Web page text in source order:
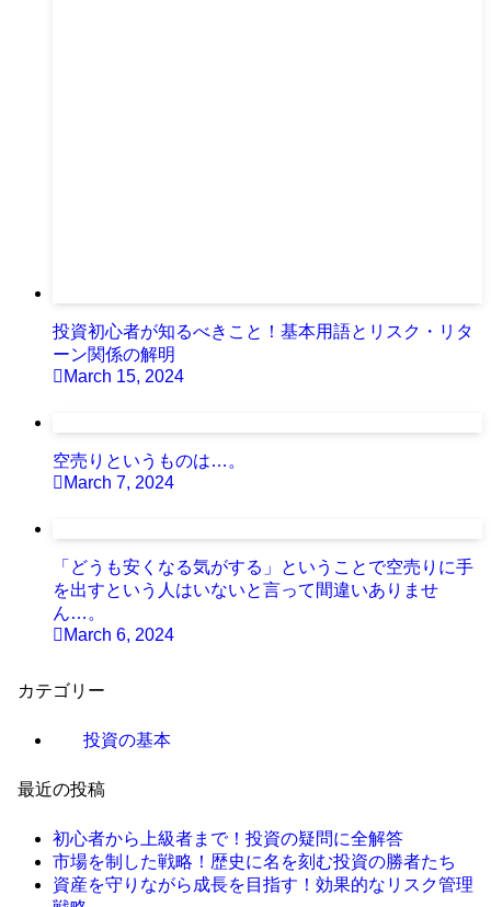
投資初心者が知るべきこと！基本用語とリスク・リタ
ーン関係の解明
March 15, 2024
空売りというものは…。
March 7, 2024
「どうも安くなる気がする」ということで空売りに手
を出すという人はいないと言って間違いありませ
ん…。
March 6, 2024
カテゴリー
投資の基本
最近の投稿
初心者から上級者まで！投資の疑問に全解答
市場を制した戦略！歴史に名を刻む投資の勝者たち
資産を守りながら成長を目指す！効果的なリスク管理